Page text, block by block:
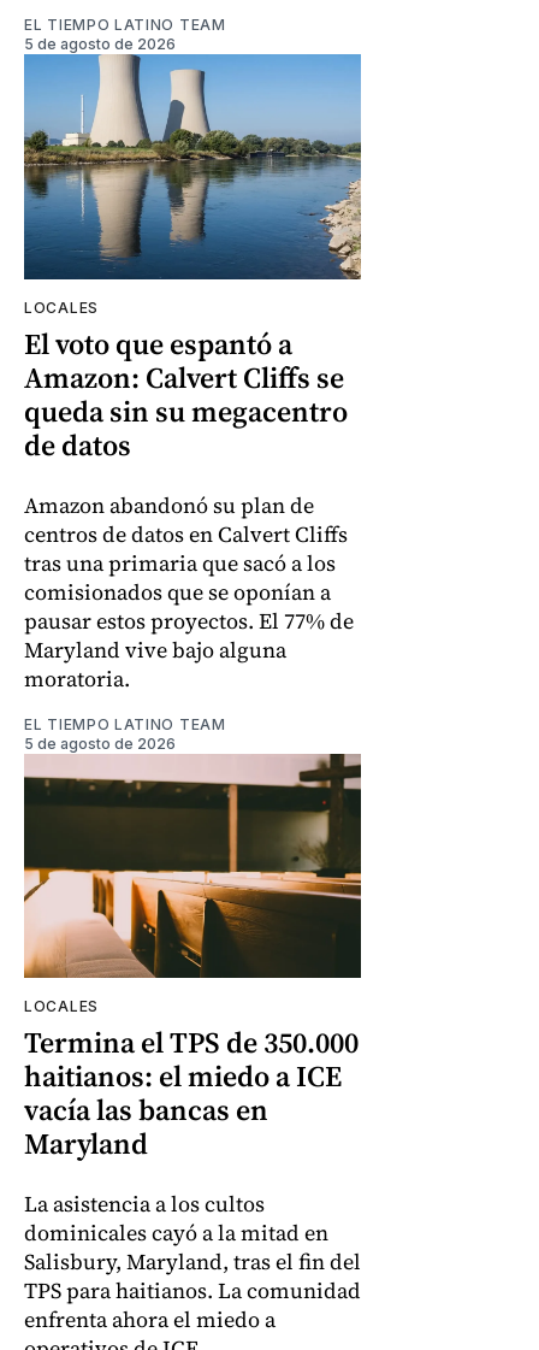
EL TIEMPO LATINO TEAM
5 de agosto de 2026
LOCALES
El voto que espantó a
Amazon: Calvert Cliffs se
queda sin su megacentro
de datos
Amazon abandonó su plan de
centros de datos en Calvert Cliffs
tras una primaria que sacó a los
comisionados que se oponían a
pausar estos proyectos. El 77% de
Maryland vive bajo alguna
moratoria.
EL TIEMPO LATINO TEAM
5 de agosto de 2026
LOCALES
Termina el TPS de 350.000
haitianos: el miedo a ICE
vacía las bancas en
Maryland
La asistencia a los cultos
dominicales cayó a la mitad en
Salisbury, Maryland, tras el fin del
TPS para haitianos. La comunidad
enfrenta ahora el miedo a